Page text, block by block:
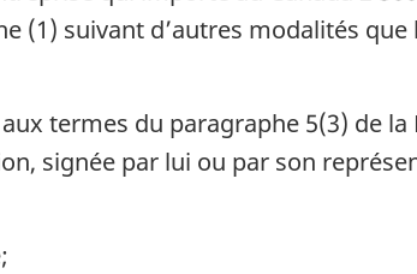
(1) suivant d’autres modalités
termes du paragraphe 5(3) de
signée par lui ou par son